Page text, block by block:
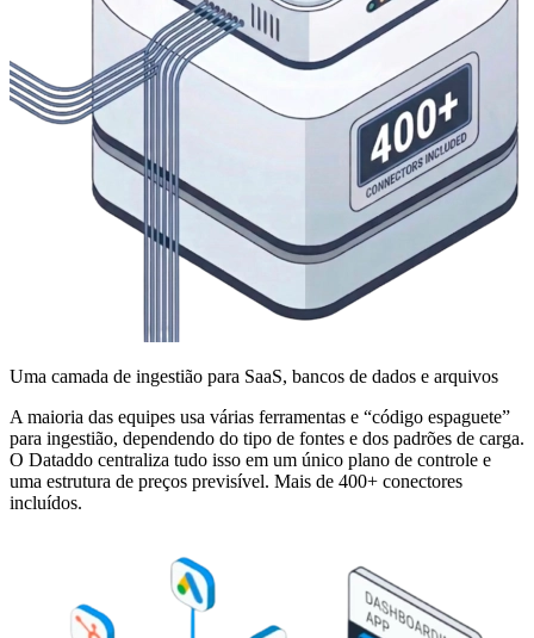
Uma camada de ingestião para SaaS, bancos de dados e arquivos
A maioria das equipes usa várias ferramentas e “código espaguete”
para ingestião, dependendo do tipo de fontes e dos padrões de carga.
O Dataddo centraliza tudo isso em um único plano de controle e
uma estrutura de preços previsível. Mais de 400+ conectores
incluídos.